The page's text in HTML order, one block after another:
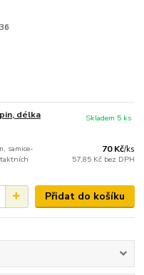
délka
samice-
70 Kč/ks
57,85 Kč bez DPH
Skladem 5 ks
Přidat do košíku